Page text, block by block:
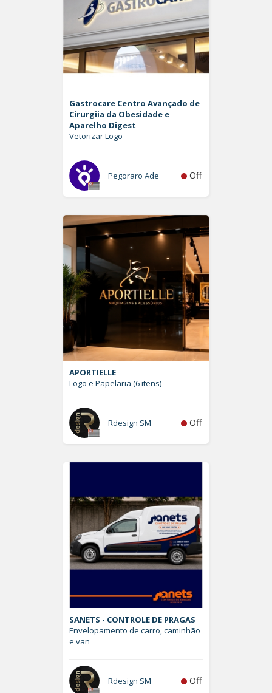
Gastrocare Centro Avançado de
Cirurgiia da Obesidade e
Aparelho Digest
Vetorizar Logo
Pegoraro Ade Off
APORTIELLE
Logo e Papelaria (6 itens)
Rdesign SM Off
SANETS - CONTROLE DE PRAGAS
Envelopamento de carro, caminhão
e van
Rdesign SM Off